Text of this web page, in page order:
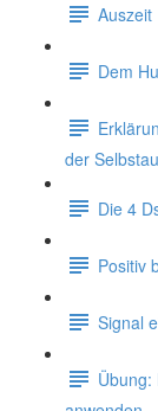
Auszeit
Dem
der
Die 4
Positiv
Signal